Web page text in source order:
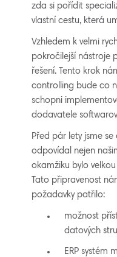
zda si pořídit
vlastní cestu, která
Vzhledem k velmi
pokročilejší nástroje
řešení. Tento krok
controlling bude co
schopni
dodavatele
Před pár lety jsme
odpovídal nejen
okamžiku bylo
Tato připravenost
požadavky patřilo:
možnost
datových
ERP systém